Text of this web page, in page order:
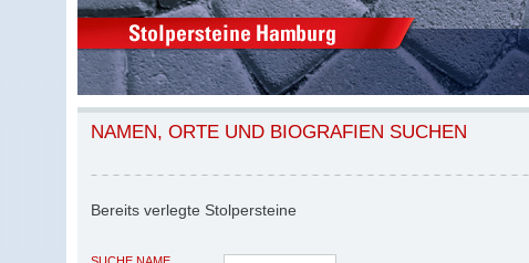
NAMEN, ORTE UND BIOGRAFIEN SUCHEN
Bereits verlegte Stolpersteine
SUCHE NAME